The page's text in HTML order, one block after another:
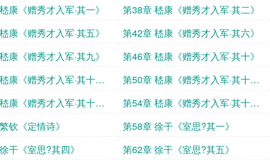
康《赠秀才入军·其一》
第38章 嵇康《赠秀才入军·其二》
康《赠秀才入军·其五》
第42章 嵇康《赠秀才入军·其六》
康《赠秀才入军·其九》
第46章 嵇康《赠秀才入军·其十》
康《赠秀才入军·其十
第50章 嵇康《赠秀才入军·其十
四》
康《赠秀才入军·其十
第54章 嵇康《赠秀才入军·其十
八》
钦《定情诗》 第58章 徐干《室思?其一》
干《室思?其四》
第62章 徐干《室思?其五》